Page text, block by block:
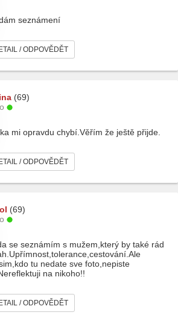
seznámení
/ ODPOVĚDĚT
(69)
mi opravdu chybí.Věřím že ještě přijde.
/ ODPOVĚDĚT
(69)
se seznámím s mužem,který by také rád
tu nedate sve foto,nepiste
na nikoho!!
/ ODPOVĚDĚT